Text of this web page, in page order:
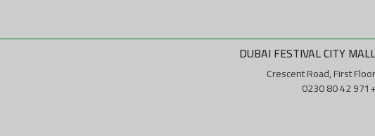
DUBAI FESTIVAL CITY MALL
Crescent Road, First Floor
+971 42 80 0230